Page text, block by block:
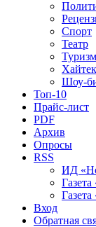
Спорт
Театр
Туризм
Хайтек
Шоу-
Топ-10
Прайс-лист
PDF
Архив
Опросы
RSS
ИД
Вход
Обратная